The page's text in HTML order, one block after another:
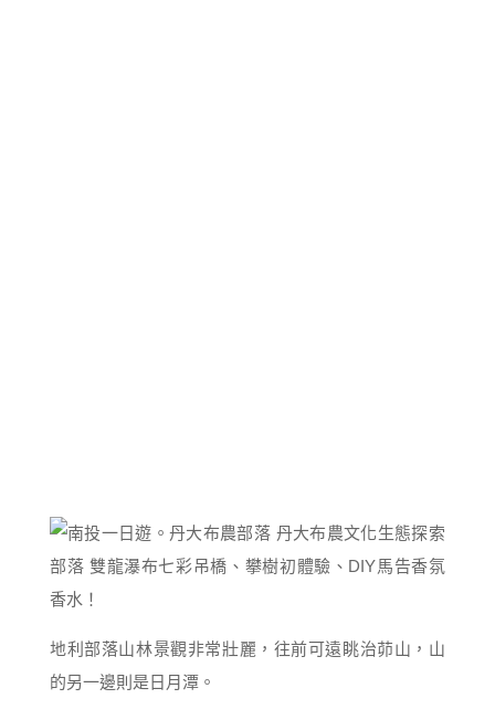
地利部落山林景觀非常壯麗，往前可遠眺治茆山，山
的另一邊則是日月潭。